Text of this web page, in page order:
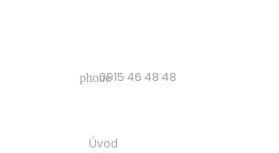
phone0915 46 48 48
Úvod